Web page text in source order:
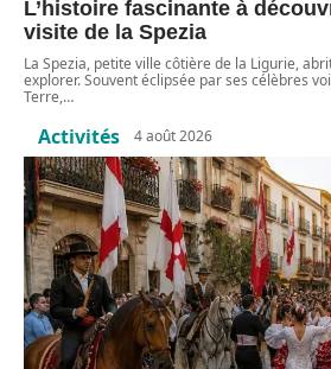
L’histoire fascinante à
visite de la Spezia
La Spezia, petite ville côtière de la Ligurie,
explorer. Souvent éclipsée par ses célèbres
Terre,…
Activités 4 août 2026